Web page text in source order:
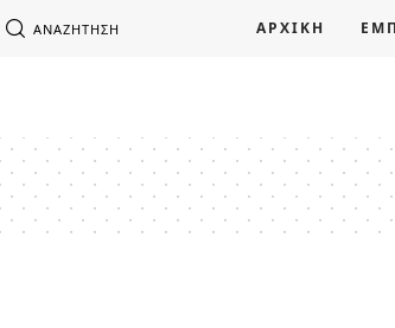
ΑΝΑΖΉΤΗΣΗ ΑΡΧΙΚΗ